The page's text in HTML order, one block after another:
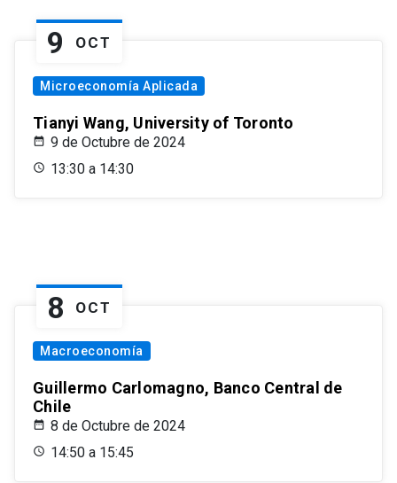
9 OCT
Microeconomía Aplicada
Tianyi Wang, University of Toronto
9 de Octubre de 2024
13:30 a 14:30
8 OCT
Macroeconomía
Guillermo Carlomagno, Banco Central de
Chile
8 de Octubre de 2024
14:50 a 15:45